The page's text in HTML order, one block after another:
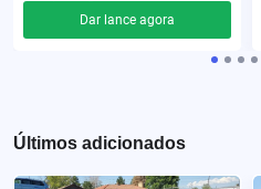
Dar lance agora
Últimos adicionados